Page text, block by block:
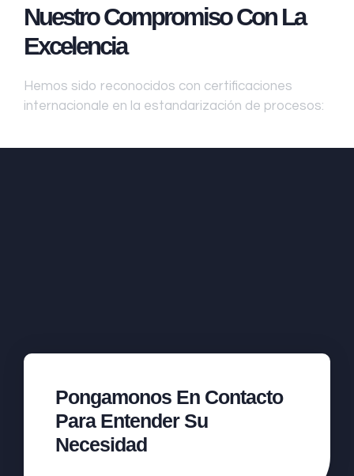
Nuestro Compromiso Con La
Excelencia
Hemos sido reconocidos con certificaciones
internacionale en la estandarización de procesos:
Pongamonos En Contacto
Para Entender Su
Necesidad